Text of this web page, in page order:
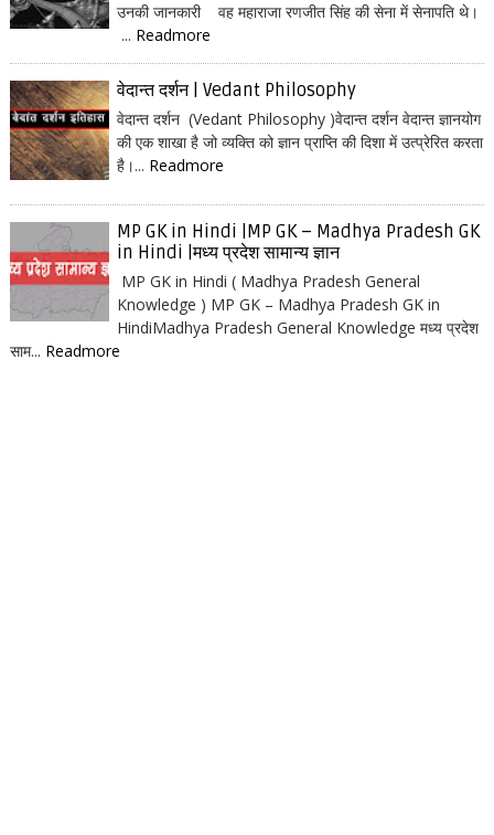
उनकी जानकारी वह महाराजा रणजीत सिंह की सेना में सेनापति थे।
... Readmore
वेदान्त दर्शन | Vedant Philosophy
वेदान्त दर्शन (Vedant Philosophy )वेदान्त दर्शन वेदान्त ज्ञानयोग
की एक शाखा है जो व्यक्ति को ज्ञान प्राप्ति की दिशा में उत्प्रेरित करता
है।... Readmore
MP GK in Hindi |MP GK – Madhya Pradesh GK
in Hindi |मध्य प्रदेश सामान्य ज्ञान
MP GK in Hindi ( Madhya Pradesh General
Knowledge ) MP GK – Madhya Pradesh GK in
HindiMadhya Pradesh General Knowledge मध्य प्रदेश
साम... Readmore